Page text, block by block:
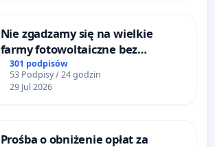
Nie zgadzamy się na wielkie
farmy fotowoltaiczne bez
rzetelnych analiz i akceptacji
mieszkańców
301 podpisów
53 Podpisy / 24 godzin
29 Jul 2026
Prośba o obniżenie opłat za